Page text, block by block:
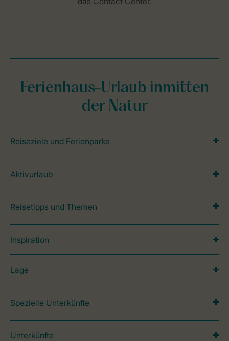
Ferienhaus-Urlaub inmitten
der Natur
Reiseziele und Ferienparks
Aktivurlaub
Reisetipps und Themen
Inspiration
Lage
Spezielle Unterkünfte
Unterkünfte